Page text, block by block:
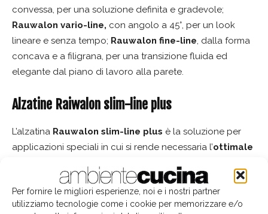
Per fornire le migliori esperienze, noi e i nostri partner
utilizziamo tecnologie come i cookie per memorizzare e/o
convessa, per una soluzione definita e gradevole;
Rauwalon vario-line, con angolo a 45°, per un look
lineare e senza tempo; Rauwalon fine-line, dalla forma
concava e a filigrana, per una transizione fluida ed
elegante dal piano di lavoro alla parete.
Alzatine Raiwalon slim-line plus
L’alzatina Rauwalon slim-line plus è la soluzione per
applicazioni speciali in cui si rende necessaria l’ottimale
all’elevata tenuta, è ideale sia per piani di lavoro
tradizionali che in alternativa ai giunti in silicone nelle
applicazioni per sanitari o alle guarnizioni per raccordi